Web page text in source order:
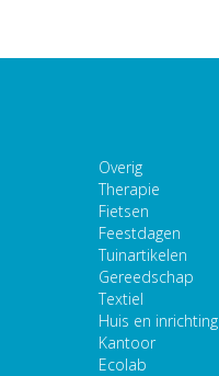
Overig
Therapie
Fietsen
Feestdagen
Tuinartikelen
Gereedschap
Textiel
Huis en inrichting
Kantoor
Ecolab